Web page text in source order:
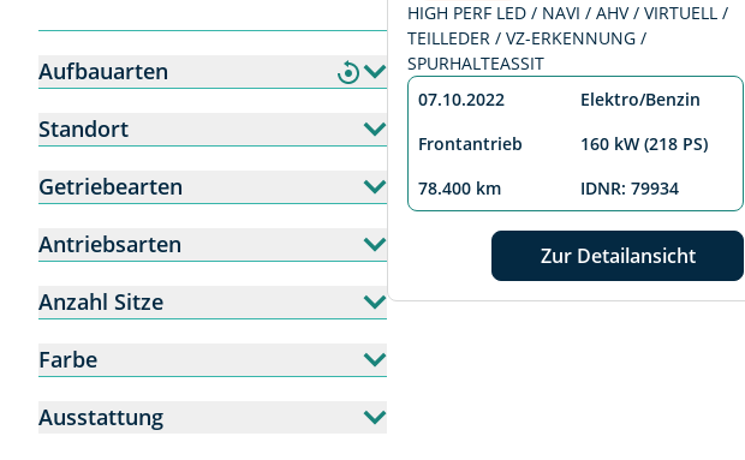
Aufbauarten
Standort
Getriebearten
Antriebsarten
Anzahl Sitze
Farbe
Ausstattung
HIGH PERF LED / NAVI / AHV / VIRTUELL /
TEILLEDER / VZ-ERKENNUNG /
SPURHALTEASSIT
07.10.2022
Elektro/Benzin
Frontantrieb
160 kW (218 PS)
78.400 km
IDNR: 79934
Zur Detailansicht